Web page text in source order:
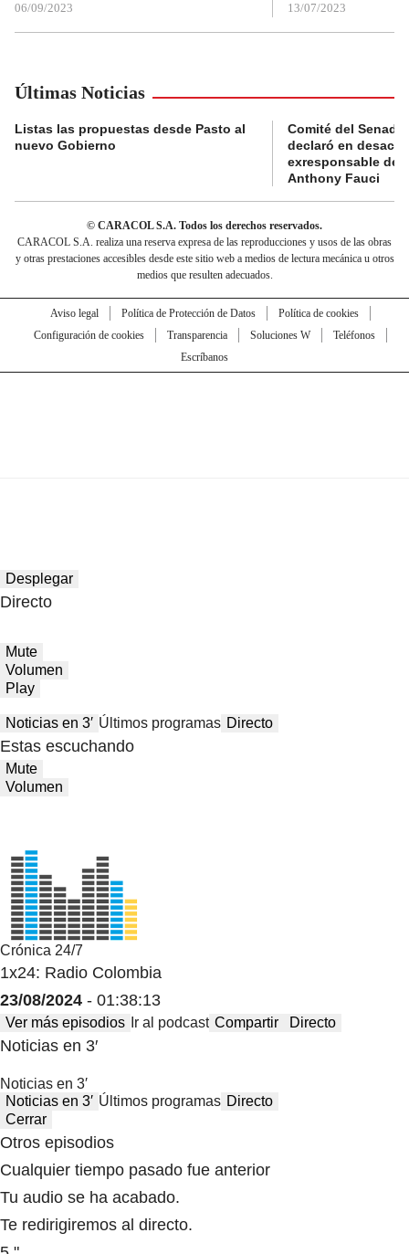
06/09/2023 13/07/2023
Últimas Noticias
Listas las propuestas desde Pasto al
nuevo Gobierno
Comité del Senado
declaró en
exresponsable de
Anthony Fauci
© CARACOL S.A. Todos los derechos reservados.
CARACOL S.A. realiza una reserva expresa de las reproducciones y usos de las obras
y otras prestaciones accesibles desde este sitio web a medios de lectura mecánica u otros
medios que resulten adecuados.
Aviso legal Política de Protección de Datos
Política de cookies
Configuración de cookies
Transparencia Soluciones W
Teléfonos
Escríbanos
Desplegar
Directo
Mute
Volumen
Play
Noticias en 3′ Últimos programas Directo
Estas escuchando
Mute
Volumen
Crónica 24/7
1x24: Radio Colombia
23/08/2024 - 01:38:13
Ver más episodios Ir al podcast Compartir Directo
Noticias en 3′
Noticias en 3′
Noticias en 3′ Últimos programas Directo
Cerrar
Otros episodios
Cualquier tiempo pasado fue anterior
Tu audio se ha acabado.
Te redirigiremos al directo.